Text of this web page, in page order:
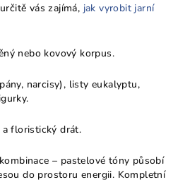
vás zajímá, jak vyrobit jarní
nebo kovový korpus.
narcisy), listy eukalyptu,
a floristický drát.
– pastelové tóny působí
do prostoru energii. Kompletní